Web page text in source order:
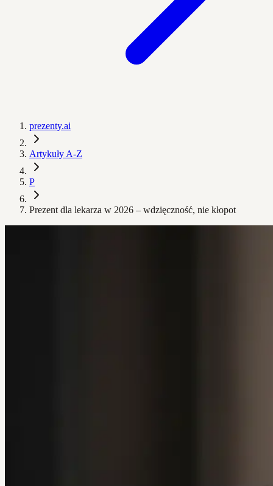
prezenty.ai
Artykuły A-Z
P
Prezent dla lekarza w 2026 – wdzięczność, nie kłopot